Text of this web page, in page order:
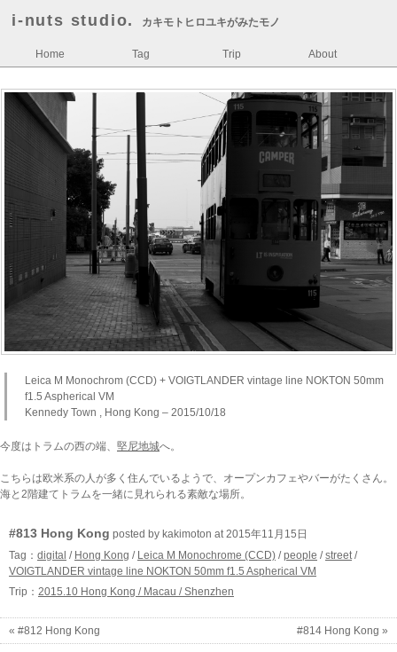
i-nuts studio. カキモトヒロユキがみたモノ
Home Tag Trip About
Leica M Monochrom (CCD) + VOIGTLANDER vintage line NOKTON 50mm
f1.5 Aspherical VM
Kennedy Town , Hong Kong – 2015/10/18
今度はトラムの西の端、 堅尼地城へ。
こちらは欧米系の人が多く住んでいるようで、オープンカフェやバーがたくさん。
海と2階建てトラムを一緒に見れられる素敵な場所。
#813 Hong Kong posted by kakimoton at 2015年11月15日
Tag： digital / Hong Kong / Leica M Monochrome (CCD) /people /street/
VOIGTLANDER vintage line NOKTON 50mm f1.5 Aspherical VM
Trip： 2015.10 Hong Kong / Macau / Shenzhen
« #812 Hong Kong #814 Hong Kong »